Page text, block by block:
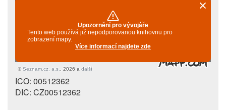
ICO: 00512362
DIC: CZ00512362